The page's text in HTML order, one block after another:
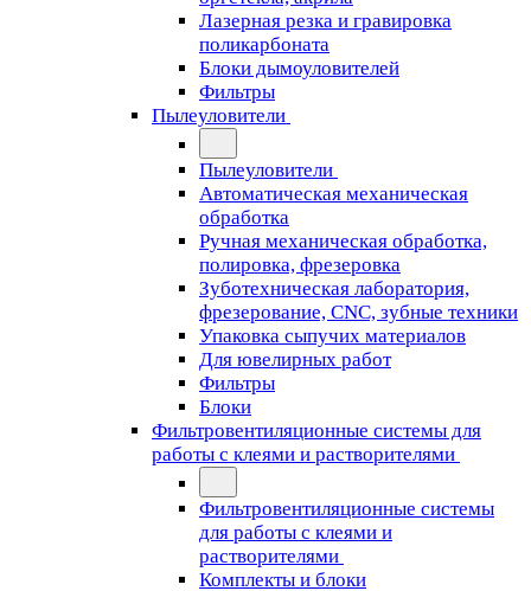
Лазерная резка и гравировка
поликарбоната
Блоки дымоуловителей
Фильтры
Пылеуловители
Пылеуловители
Автоматическая механическая
обработка
Ручная механическая обработка,
полировка, фрезеровка
Зуботехническая лаборатория,
фрезерование, CNC, зубные техники
Упаковка сыпучих материалов
Для ювелирных работ
Фильтры
Блоки
Фильтровентиляционные системы для
работы с клеями и растворителями
Фильтровентиляционные системы
для работы с клеями и
растворителями
Комплекты и блоки